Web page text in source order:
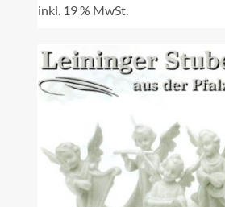
inkl. 19 % MwSt.
ZUM HÄNDLER
DETAILS